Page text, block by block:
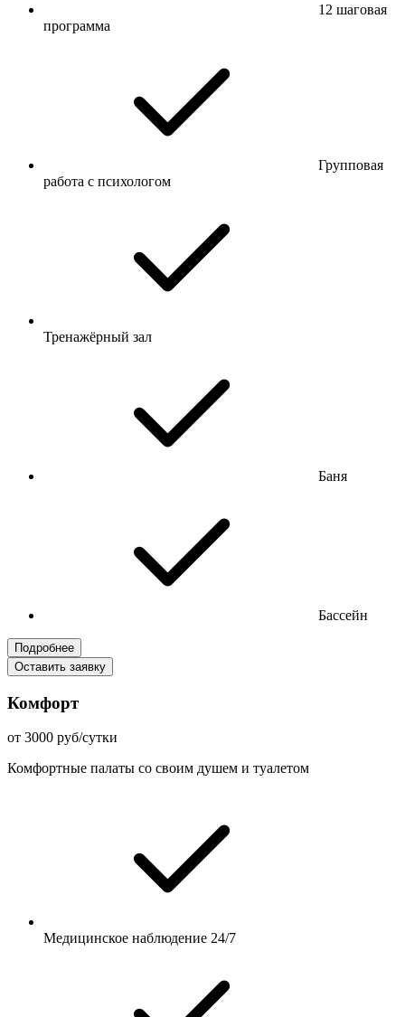
12 шаговая
программа
Групповая
работа с психологом
Тренажёрный зал
Баня
Бассейн
Подробнее
Оставить заявку
Комфорт
от 3000 руб/сутки
Комфортные палаты со своим душем и туалетом
Медицинское наблюдение 24/7